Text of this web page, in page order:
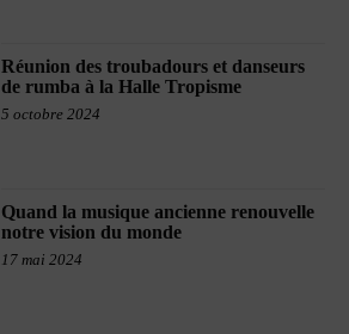
Réunion des troubadours et danseurs
de rumba à la Halle Tropisme
5 octobre 2024
Quand la musique ancienne renouvelle
notre vision du monde
17 mai 2024